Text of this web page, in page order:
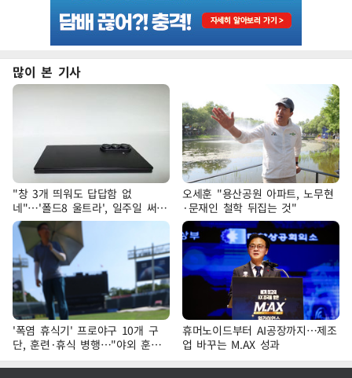
많이 본 기사
"창 3개 띄워도 답답함 없
네"…'폴드8 울트라', 일주일 써보
니
오세훈 "용산공원 아파트, 노무현
·문재인 철학 뒤집는 것"
'폭염 휴식기' 프로야구 10개 구
단, 훈련·휴식 병행…"야외 훈련
해도 안전 최우선"
휴머노이드부터 AI공장까지…제조
업 바꾸는 M.AX 성과